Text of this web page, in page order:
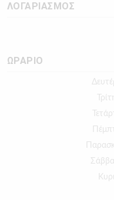
ΛΟΓΑΡΙΑΣΜΟΣ
ΩΡΑΡΙΟ